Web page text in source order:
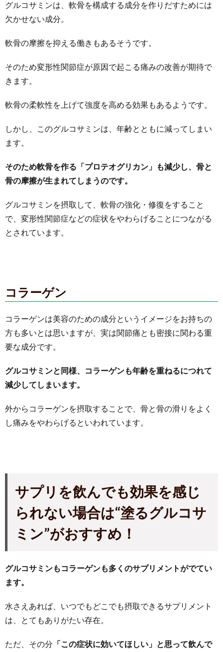
グルコサミンは、軟骨を構成する成分を作りだすためには
欠かせない成分。
軟骨の摩擦を抑える働きもあるそうです。
そのため変形性関節症が原因で起こる痛みの改善が期待で
きます。
軟骨の柔軟性を上げて強度を高める効果もあるようです。
しかし、このグルコサミンは、年齢とともに減ってしまい
ます。
そのため軟骨を作る「プロテオグリカン」も減少し、骨と
骨の摩擦が生まれてしまうのです。
グルコサミンを摂取して、軟骨の強化・修復をすること
で、変形性関節症などの症状をやわらげることにつながる
とされています。
コラーゲン
コラーゲンは美容のための成分というイメージをお持ちの
方も多いとは思いますが、実は関節痛とも密接に関わる重
要な成分です。
グルコサミンと同様、コラーゲンも年齢を重ねるにつれて
減少してしまいます。
外からコラーゲンを摂取することで、骨と骨の滑りをよく
し痛みをやわらげるといわれています。
サプリを飲んでも効果を感じ
られない場合は“塗るグルコサ
ミン”がおすすめ！
グルコサミンもコラーゲンも多くのサプリメントがでてい
ます。
水さえあれば、いつでもどこでも摂取できるサプリメント
は、とてもありがたい存在。
ただ、その分 「この症状に効いてほしい」と思って飲んで